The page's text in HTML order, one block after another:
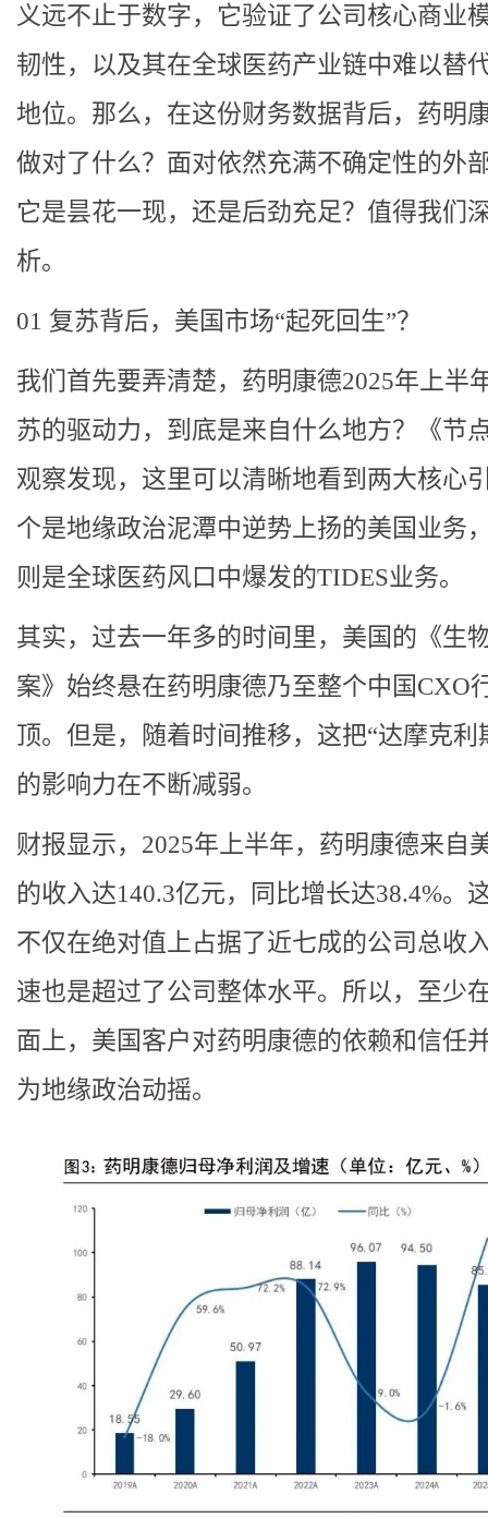
义远不止于数字，它验证了公司核心商业
韧性，以及其在全球医药产业链中难以替
地位。那么，在这份财务数据背后，药明
做对了什么？面对依然充满不确定性的外
它是昙花一现，还是后劲充足？值得我们
析。
01 复苏背后，美国市场“起死回生”？
我们首先要弄清楚，药明康德2025年上半
苏的驱动力，到底是来自什么地方？《节
观察发现，这里可以清晰地看到两大核心
个是地缘政治泥潭中逆势上扬的美国业务
则是全球医药风口中爆发的TIDES业务。
其实，过去一年多的时间里，美国的《生
案》始终悬在药明康德乃至整个中国CXO
顶。但是，随着时间推移，这把“达摩克利
的影响力在不断减弱。
财报显示，2025年上半年，药明康德来自
的收入达140.3亿元，同比增长达38.4%。
不仅在绝对值上占据了近七成的公司总收
速也是超过了公司整体水平。所以，至少
面上，美国客户对药明康德的依赖和信任
为地缘政治动摇。